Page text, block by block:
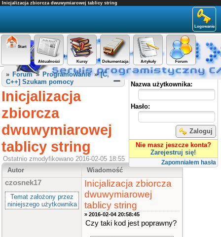
Inicjalizacja zbiorcza dwuwymiarowej tablicy string
Logowanie
Start
Aktualności Kursy Dokumentacja Artykuły Forum
Panel użytkownika
Nazwa użytkownika:
Hasło:
Zaloguj
Nie masz jeszcze konta?
Zarejestruj się!
Zapomniałem hasła
» Forum» Programowanie»[C,
C++] Szukam pomocy
Inicjalizacja
zbiorcza
dwuwymiarowej
tablicy string
Ostatnio zmodyfikowano 2016-02-05 18:55
Autor
Wiadomość
czosnek17
Temat założony przez
niniejszego użytkownika
Inicjalizacja zbiorcza
dwuwymiarowej
tablicy string
» 2016-02-04 20:58:45
Czy taki kod jest poprawny?